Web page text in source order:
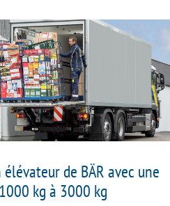
de BÄR avec une
kg à 3000 kg